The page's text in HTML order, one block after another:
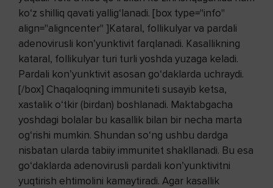
ko‘z shilliq qavati yallig‘lanadi. [box type="info"
align="aligncenter" ]Kataral, follikulyar va pardali
adenovirusli kon’yunktivit farqlanadi. Kasallikning
kataral, follikulyar turi turli yoshda yuzaga keladi.
Pardali kon’yunktivit asosan go‘daklarda uchraydi.
[/box] Chaqaloqning immuniteti susayib ketsa,
xastalik o‘tkir (birdan) boshlanadi. Maktabgacha
yoshdagi bolalar bu kasallik bilan bir necha marta
og‘rishi mumkin. Shundan so‘ng ushbu dardga
nisbatan ularda tabiiy immunitet shakllanadi. Bu esa
go‘daklarda adenovirusli pardali kon’yunktivitni
yuqtirish ehtimolini kamaytiradi. Agar kasallik